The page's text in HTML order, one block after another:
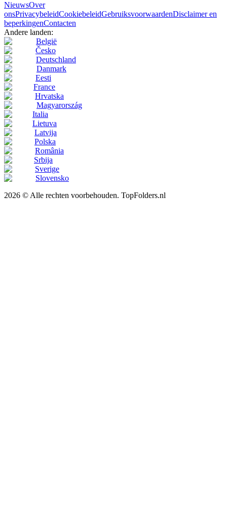
NieuwsOver
onsPrivacybeleidCookiebeleidGebruiksvoorwaardenDisclaimer en
beperkingenContacten
Andere landen:
België
Česko
Deutschland
Danmark
Eesti
France
Hrvatska
Magyarország
Italia
Lietuva
Latvija
Polska
România
Srbija
Sverige
Slovensko
2026 © Alle rechten voorbehouden. TopFolders.nl